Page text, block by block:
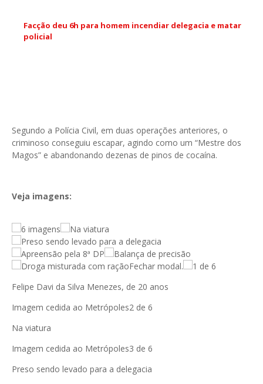
Facção deu 6h para homem incendiar delegacia e matar
policial
Segundo a Polícia Civil, em duas operações anteriores, o
criminoso conseguiu escapar, agindo como um “Mestre dos
Magos” e abandonando dezenas de pinos de cocaína.
Veja imagens:
6 imagens
Fechar modal.
1 de 6
Felipe Davi da Silva Menezes, de 20 anos
Imagem cedida ao Metrópoles2 de 6
Na viatura
Imagem cedida ao Metrópoles3 de 6
Preso sendo levado para a delegacia